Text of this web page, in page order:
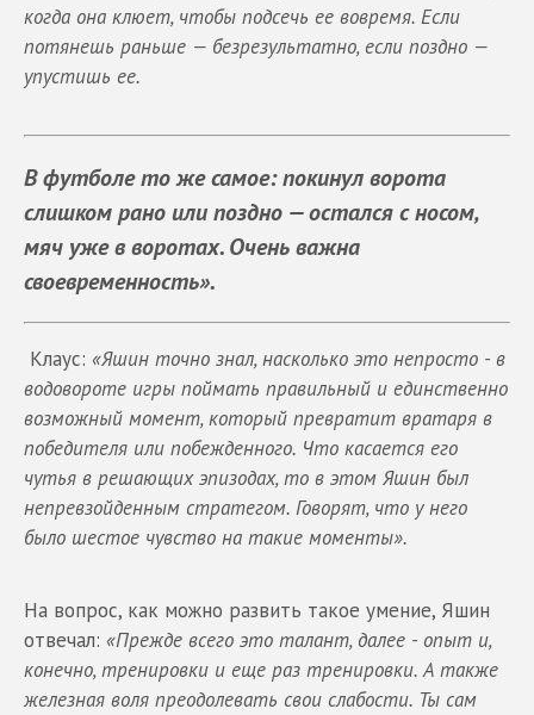
когда она клюет, чтобы подсечь ее вовремя. Если
потянешь раньше — безрезультатно, если поздно —
упустишь ее.
В футболе то же самое: покинул ворота
слишком рано или поздно — остался с носом,
мяч уже в воротах. Очень важна
своевременность».
Клаус: «Яшин точно знал, насколько это непросто - в
водовороте игры поймать правильный и единственно
возможный момент, который превратит вратаря в
победителя или побежденного. Что касается его
чутья в решающих эпизодах, то в этом Яшин был
непревзойденным стратегом. Говорят, что у него
было шестое чувство на такие моменты».
На вопрос, как можно развить такое умение, Яшин
отвечал: «Прежде всего это талант, далее - опыт и,
конечно, тренировки и еще раз тренировки. А также
железная воля преодолевать свои слабости. Ты сам